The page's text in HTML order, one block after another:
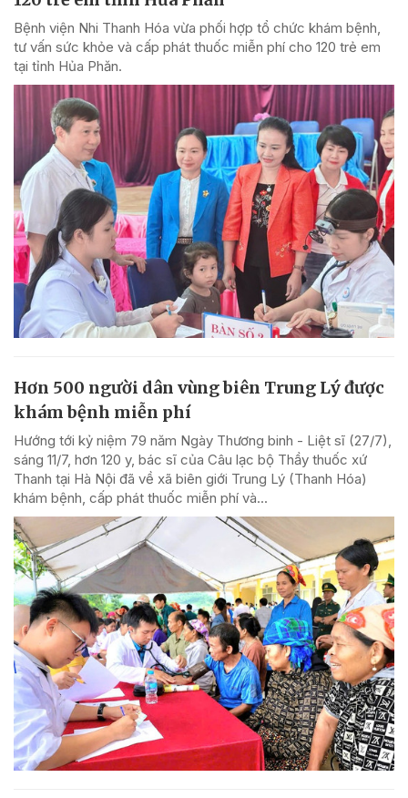
Bệnh viện Nhi Thanh Hóa vừa phối hợp tổ chức khám bệnh,
tư vấn sức khỏe và cấp phát thuốc miễn phí cho 120 trẻ em
tại tỉnh Hủa Phăn.
Hơn 500 người dân vùng biên Trung Lý được
khám bệnh miễn phí
Hướng tới kỷ niệm 79 năm Ngày Thương binh - Liệt sĩ (27/7),
sáng 11/7, hơn 120 y, bác sĩ của Câu lạc bộ Thầy thuốc xứ
Thanh tại Hà Nội đã về xã biên giới Trung Lý (Thanh Hóa)
khám bệnh, cấp phát thuốc miễn phí và...